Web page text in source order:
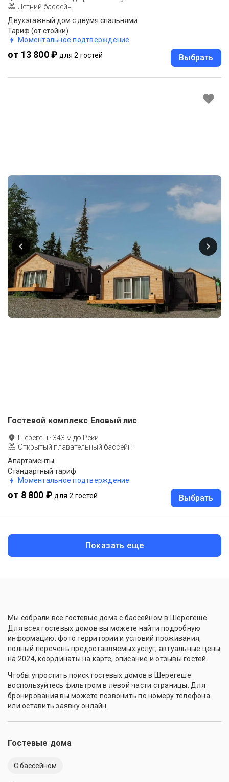
Летний бассейн
Двухэтажный дом с двумя спальнями
Тариф (от стойки)
Моментальное подтверждение
от 13 800 ₽ для 2 гостей Выбрать
Гостевой комплекс Еловый лис
Шерегеш · 343 м до Реки
Открытый плавательный бассейн
Апартаменты
Стандартный тариф
Моментальное подтверждение
от 8 800 ₽ для 2 гостей Выбрать
Показать еще
Мы собрали все гостевые дома с бассейном в Шерегеше.
Для всех гостевых домов вы можете найти подробную
информацию: фото территории и условий проживания,
полный перечень предоставляемых услуг, актуальные цены
на 2024, координаты на карте, описание и отзывы гостей.
Чтобы упростить поиск гостевых домов в Шерегеше
воспользуйтесь фильтром в левой части страницы. Для
бронирования вы можете позвонить по номеру телефона
или оставить заявку онлайн.
Гостевые дома
C бассейном